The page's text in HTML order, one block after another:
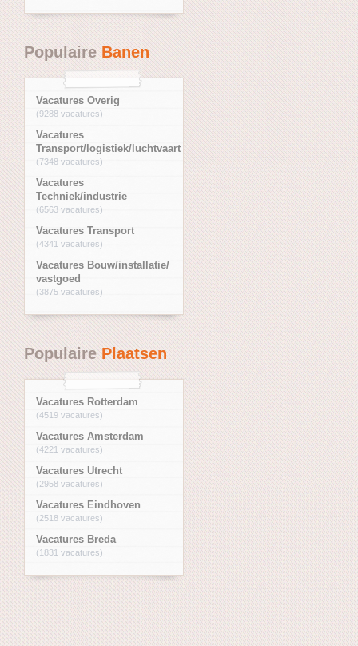
PopulaireBanen
Vacatures Overig
(9288 vacatures)
Vacatures
Transport/logistiek/luchtvaart
(7348 vacatures)
Vacatures
Techniek/industrie
(6563 vacatures)
Vacatures Transport
(4341 vacatures)
Vacatures Bouw/installatie/
vastgoed
(3875 vacatures)
PopulairePlaatsen
Vacatures Rotterdam
(4519 vacatures)
Vacatures Amsterdam
(4221 vacatures)
Vacatures Utrecht
(2958 vacatures)
Vacatures Eindhoven
(2518 vacatures)
Vacatures Breda
(1831 vacatures)